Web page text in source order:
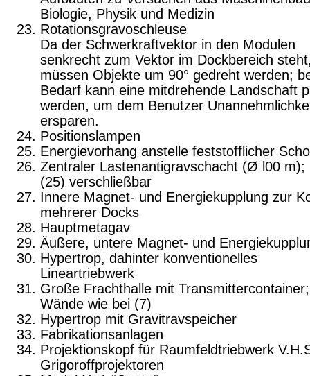
Biologie, Physik und Medizin
Rotationsgravoschleuse
Da der Schwerkraftvektor in den Modulen
senkrecht zum Vektor im Dockbereich
müssen Objekte um 90° gedreht werden;
Bedarf kann eine mitdrehende Landschaft
werden, um dem Benutzer
ersparen.
Positionslampen
Energievorhang anstelle feststofflicher
Zentraler Lastenantigravschacht (Ø l00 m);
(25) verschließbar
Innere Magnet- und Energiekupplung zur
mehrerer Docks
Hauptmetagav
Äußere, untere Magnet- und
Hypertrop, dahinter konventionelles
Lineartriebwerk
Große Frachthalle mit Transmittercontainer;
Wände wie bei (7)
Hypertrop mit Gravitravspeicher
Fabrikationsanlagen
Projektionskopf für Raumfeldtriebwerk
Grigoroffprojektoren